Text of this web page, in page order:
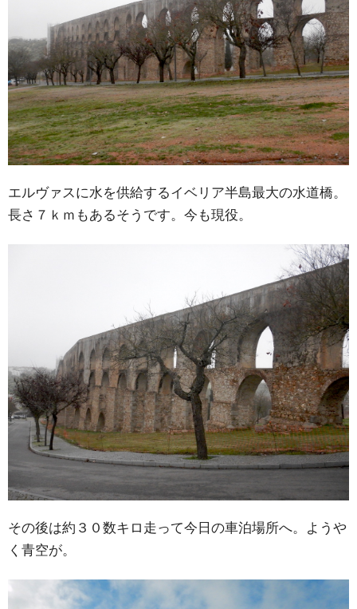
エルヴァスに水を供給するイベリア半島最大の水道橋。
長さ７ｋｍもあるそうです。今も現役。
その後は約３０数キロ走って今日の車泊場所へ。ようや
く青空が。